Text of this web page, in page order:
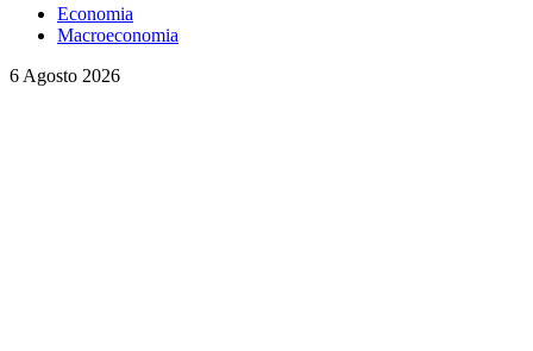
Economia
Macroeconomia
6 Agosto 2026